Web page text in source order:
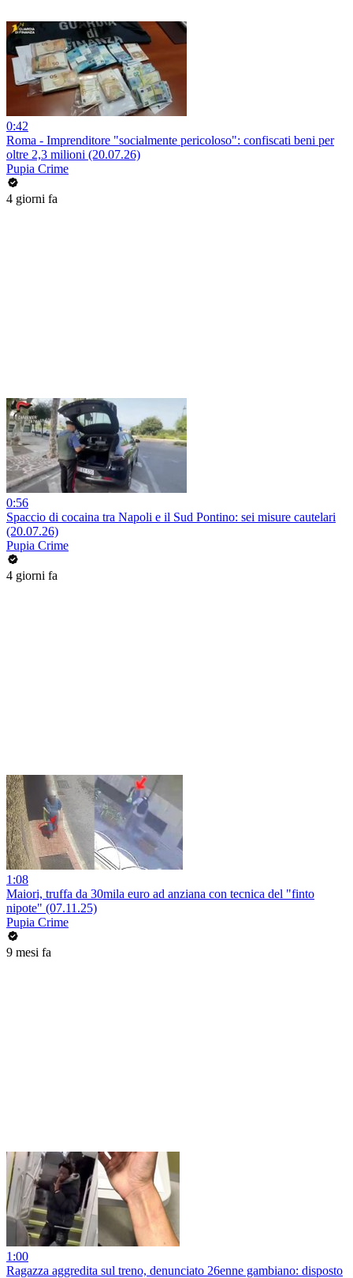
0:42
Roma - Imprenditore "socialmente pericoloso": confiscati beni per
oltre 2,3 milioni (20.07.26)
Pupia Crime
4 giorni fa
0:56
Spaccio di cocaina tra Napoli e il Sud Pontino: sei misure cautelari
(20.07.26)
Pupia Crime
4 giorni fa
1:08
Maiori, truffa da 30mila euro ad anziana con tecnica del "finto
nipote" (07.11.25)
Pupia Crime
9 mesi fa
1:00
Ragazza aggredita sul treno, denunciato 26enne gambiano: disposto